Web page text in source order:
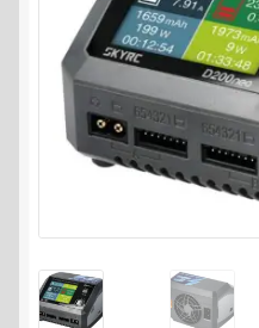
Impressum